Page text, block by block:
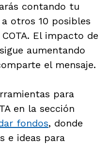
contando tu
otros 10 posibles
El impacto de
aumentando
el mensaje.
para
en la sección
fondos, donde
e ideas para